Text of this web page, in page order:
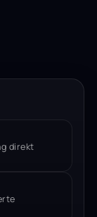
direkt